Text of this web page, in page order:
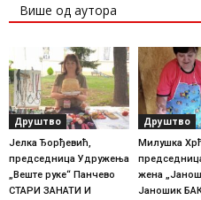
Више од аутора
Друштво
Јелка Ђорђевић,
председница Удружења
„Веште руке“ Панчево
СТАРИ ЗАНАТИ И
Друштво
Милушка
жена
Јаношик